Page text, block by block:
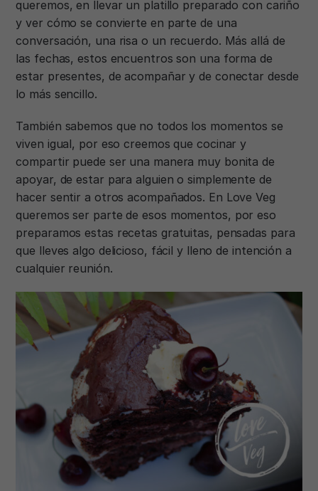
queremos, en llevar un platillo preparado con cariño
y ver cómo se convierte en parte de una
conversación, una risa o un recuerdo. Más allá de
las fechas, estos encuentros son una forma de
estar presentes, de acompañar y de conectar desde
lo más sencillo.
También sabemos que no todos los momentos se
viven igual, por eso creemos que cocinar y
compartir puede ser una manera muy bonita de
apoyar, de estar para alguien o simplemente de
hacer sentir a otros acompañados. En Love Veg
queremos ser parte de esos momentos, por eso
preparamos estas recetas gratuitas, pensadas para
que lleves algo delicioso, fácil y lleno de intención a
cualquier reunión.